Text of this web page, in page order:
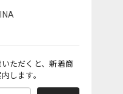
ただくと、新着商
します。